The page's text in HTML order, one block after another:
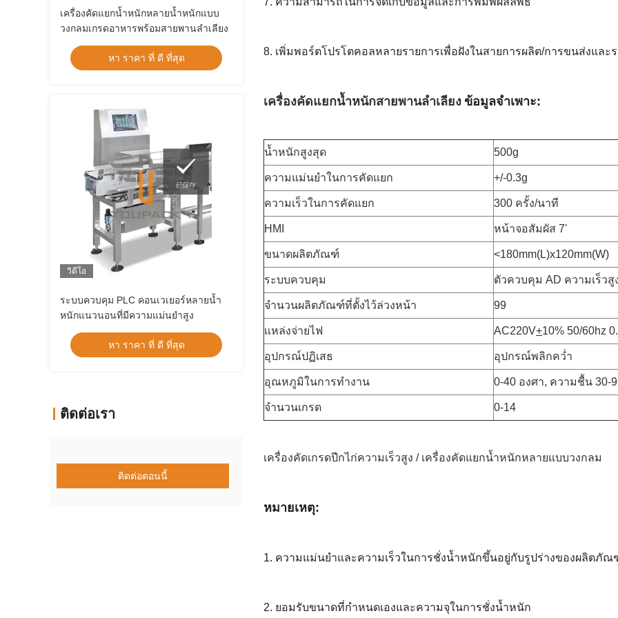
เครื่องคัดแยกน้ำหนักหลายน้ำหนักแบบ
วงกลมเกรดอาหารพร้อมสายพานลำเลียง
หา ราคา ที่ ดี ที่สุด
วิดีโอ
ระบบควบคุม PLC คอนเวเยอร์หลายน้ำ
หนักแนวนอนที่มีความแม่นยำสูง
หา ราคา ที่ ดี ที่สุด
ติดต่อเรา
ติดต่อตอนนี้
8. เพิ่มพอร์ตโปรโตคอลหลายรายการเพื่อฝังในสายการผลิต/การขนส่งและ
เครื่องคัดแยกน้ำหนักสายพานลำเลียง ข้อมูลจำเพาะ:
น้ำหนักสูงสุด 500g
ความแม่นยำในการคัดแยก +/-0.3g
ความเร็วในการคัดแยก 300 ครั้ง/นาที
HMI หน้าจอสัมผัส 7'
ขนาดผลิตภัณฑ์ <180mm(L)x120mm(W)
ระบบควบคุม ตัวควบคุม AD ความเร็วสู
จำนวนผลิตภัณฑ์ที่ตั้งไว้ล่วงหน้า 99
แหล่งจ่ายไฟ AC220V+10% 50/60hz
อุปกรณ์ปฏิเสธ อุปกรณ์พลิกคว่ำ
อุณหภูมิในการทำงาน 0-40 องศา, ความชื้น 30-
จำนวนเกรด 0-14
เครื่องคัดเกรดปีกไก่ความเร็วสูง / เครื่องคัดแยกน้ำหนักหลายแบบวงกลม
หมายเหตุ:
1. ความแม่นยำและความเร็วในการชั่งน้ำหนักขึ้นอยู่กับรูปร่างของผลิตภัณ
2. ยอมรับขนาดที่กำหนดเองและความจุในการชั่งน้ำหนัก